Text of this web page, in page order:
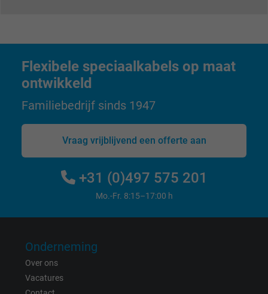
Name test_cookie, Google DoubleClick
Vendor Google LLC
15 minutes
Contains a randomly generated user ID.
the help of this ID, Google can recognize
user on different websites across domains
and display personalized advertising.
Name
Vendor Google LLC, Google Ads
Expire
Flexibele speciaalkabels op maat
ontwikkeld
Familiebedrijf sinds 1947
Vraag vrijblijvend een offerte aan
+31 (0)497 575 201
Mo.-Fr. 8:15–17:00 h
Onderneming
Over ons
Vacatures